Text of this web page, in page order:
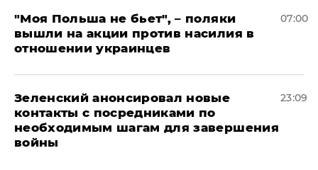
"Моя Польша не бьет", – поляки
вышли на акции против насилия в
отношении украинцев
07:00
Зеленский анонсировал новые
контакты с посредниками по
необходимым шагам для завершения
войны
23:09